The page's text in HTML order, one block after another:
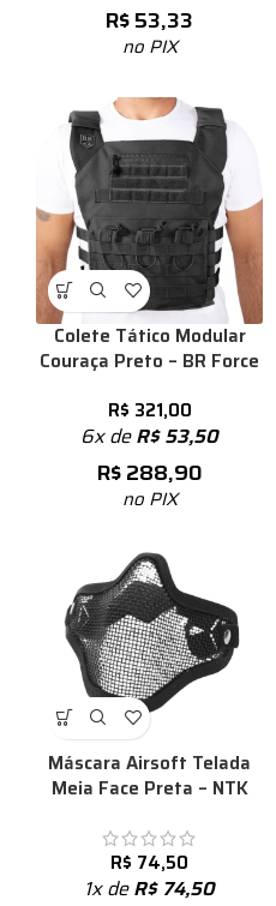
R$53,33
no PIX
Colete Tático Modular
Couraça Preto – BR Force
R$ 321,00
6x deR$53,50
R$288,90
no PIX
Máscara Airsoft Telada
Meia Face Preta – NTK
R$ 74,50
1x deR$74,50